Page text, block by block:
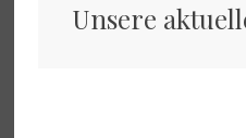
Unsere